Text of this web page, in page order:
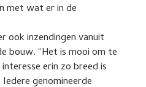
met wat er in de
ook inzendingen vanuit
bouw. “Het is mooi om te
erin zo breed is
genomineerde